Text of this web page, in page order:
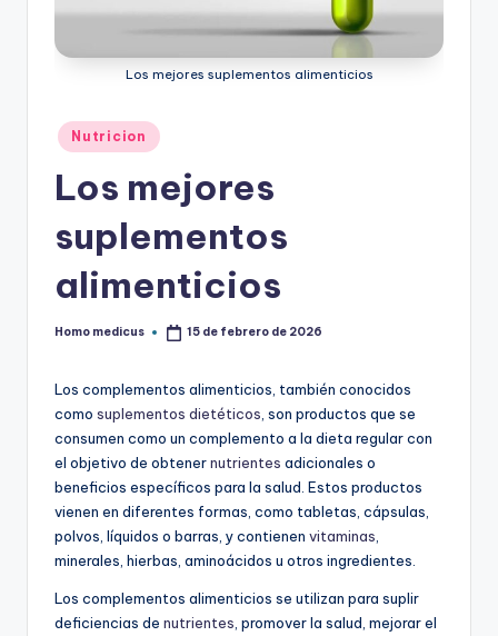
Los mejores suplementos alimenticios
Publicado
en
Nutricion
Los mejores
suplementos
alimenticios
Publicado
Homo medicus 15 de febrero de 2026
Los complementos alimenticios, también conocidos
como suplementos dietéticos , son productos que se
consumen como un complemento a la dieta regular con
el objetivo de obtenernutrientes adicionales o
beneficios específicos para la salud. Estos productos
vienen en diferentes formas, como tabletas, cápsulas,
polvos, líquidos o barras, y contienen vitaminas
minerales, hierbas, aminoácidos u otros ingredientes.
Los complementos alimenticios se utilizan para suplir
deficiencias de nutrientes , promover la salud, mejorar el